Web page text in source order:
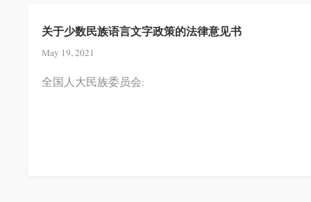
关于少数民族语言文字政策的法律意见书
May 19, 2021
全国人大民族委员会: